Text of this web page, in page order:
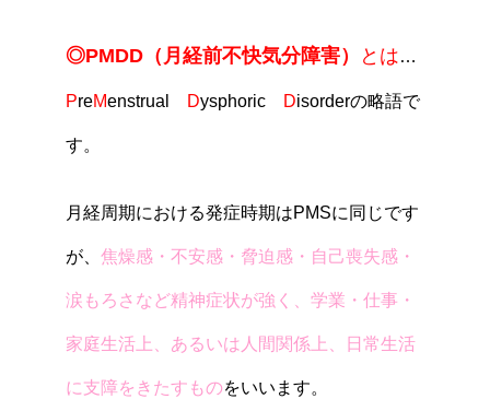
◎PMDD（月経前不快気分障害） とは…
PreMenstrual Dysphoric Disorderの略語で
す。
月経周期における発症時期はPMSに同じです
が、 焦燥感・不安感・脅迫感・自己喪失感・
涙もろさなど精神症状が強く、学業・仕事・
家庭生活上、あるいは人間関係上、日常生活
に支障をきたすものをいいます。